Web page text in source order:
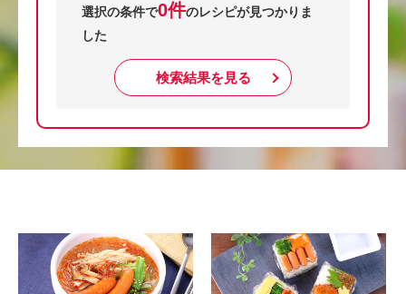
選択の条件で0件のレシピが見つかりま
した
検索結果を見る